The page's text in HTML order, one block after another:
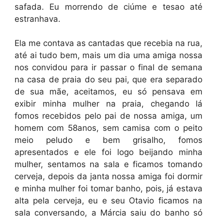
safada. Eu morrendo de ciúme e tesao até
estranhava.
Ela me contava as cantadas que recebia na rua,
até ai tudo bem, mais um dia uma amiga nossa
nos convidou para ir passar o final de semana
na casa de praia do seu pai, que era separado
de sua mãe, aceitamos, eu só pensava em
exibir minha mulher na praia, chegando lá
fomos recebidos pelo pai de nossa amiga, um
homem com 58anos, sem camisa com o peito
meio peludo e bem grisalho, fomos
apresentados e ele foi logo beijando minha
mulher, sentamos na sala e ficamos tomando
cerveja, depois da janta nossa amiga foi dormir
e minha mulher foi tomar banho, pois, já estava
alta pela cerveja, eu e seu Otavio ficamos na
sala conversando, a Márcia saiu do banho só